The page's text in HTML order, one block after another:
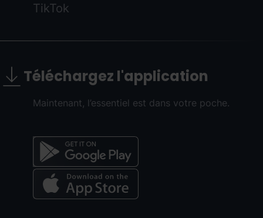
TikTok
Téléchargez l'application
Maintenant, l’essentiel est dans votre poche.